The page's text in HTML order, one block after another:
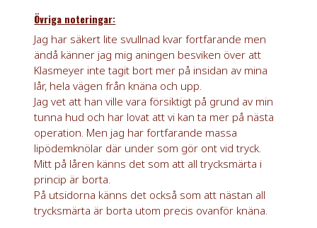
Övriga noteringar:
Jag har säkert lite svullnad kvar fortfarande men
ändå känner jag mig aningen besviken över att
Klasmeyer inte tagit bort mer på insidan av mina
lår, hela vägen från knäna och upp.
Jag vet att han ville vara försiktigt på grund av min
tunna hud och har lovat att vi kan ta mer på nästa
operation. Men jag har fortfarande massa
lipödemknölar där under som gör ont vid tryck.
Mitt på låren känns det som att all trycksmärta i
princip är borta.
På utsidorna känns det också som att nästan all
trycksmärta är borta utom precis ovanför knäna.